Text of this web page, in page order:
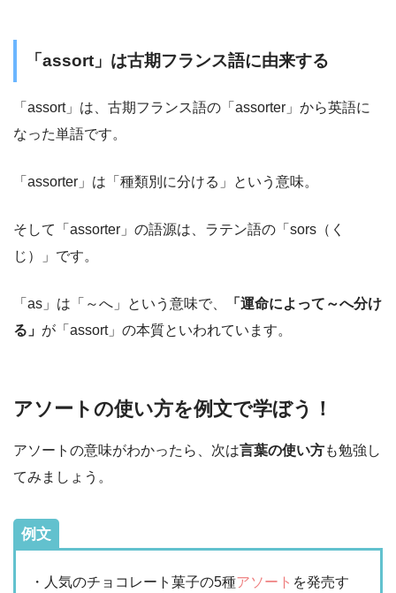
「assort」は古期フランス語に由来する
「assort」は、古期フランス語の「assorter」から英語に
なった単語です。
「assorter」は「種類別に分ける」という意味。
そして「assorter」の語源は、ラテン語の「sors（く
じ）」です。
「as」は「～へ」という意味で、
「運命によって～へ分け
る」 が「assort」の本質といわれています。
アソートの使い方を例文で学ぼう！
アソートの意味がわかったら、次は言葉の使い方も勉強し
てみましょう。
例文
・人気のチョコレート菓子の5種アソート を発売す